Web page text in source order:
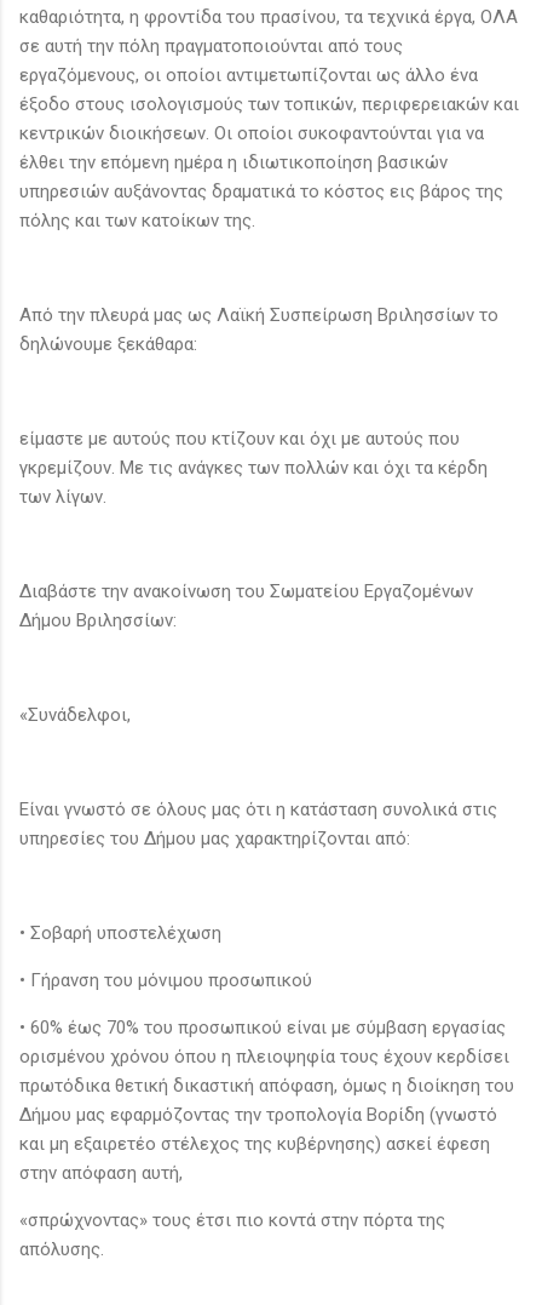
καθαριότητα, η φροντίδα του πρασίνου, τα τεχνικά έργα, ΟΛΑ
σε αυτή την πόλη πραγματοποιούνται από τους
εργαζόμενους, οι οποίοι αντιμετωπίζονται ως άλλο ένα
έξοδο στους ισολογισμούς των τοπικών, περιφερειακών και
κεντρικών διοικήσεων. Οι οποίοι συκοφαντούνται για να
έλθει την επόμενη ημέρα η ιδιωτικοποίηση βασικών
υπηρεσιών αυξάνοντας δραματικά το κόστος εις βάρος της
πόλης και των κατοίκων της.
Από την πλευρά μας ως Λαϊκή Συσπείρωση Βριλησσίων το
δηλώνουμε ξεκάθαρα:
είμαστε με αυτούς που κτίζουν και όχι με αυτούς που
γκρεμίζουν. Με τις ανάγκες των πολλών και όχι τα κέρδη
των λίγων.
Διαβάστε την ανακοίνωση του Σωματείου Εργαζομένων
Δήμου Βριλησσίων:
«Συνάδελφοι,
Είναι γνωστό σε όλους μας ότι η κατάσταση συνολικά στις
υπηρεσίες του Δήμου μας χαρακτηρίζονται από:
• Σοβαρή υποστελέχωση
• Γήρανση του μόνιμου προσωπικού
• 60% έως 70% του προσωπικού είναι με σύμβαση εργασίας
ορισμένου χρόνου όπου η πλειοψηφία τους έχουν κερδίσει
πρωτόδικα θετική δικαστική απόφαση, όμως η διοίκηση του
Δήμου μας εφαρμόζοντας την τροπολογία Βορίδη (γνωστό
και μη εξαιρετέο στέλεχος της κυβέρνησης) ασκεί έφεση
στην απόφαση αυτή,
«σπρώχνοντας» τους έτσι πιο κοντά στην πόρτα της
απόλυσης.